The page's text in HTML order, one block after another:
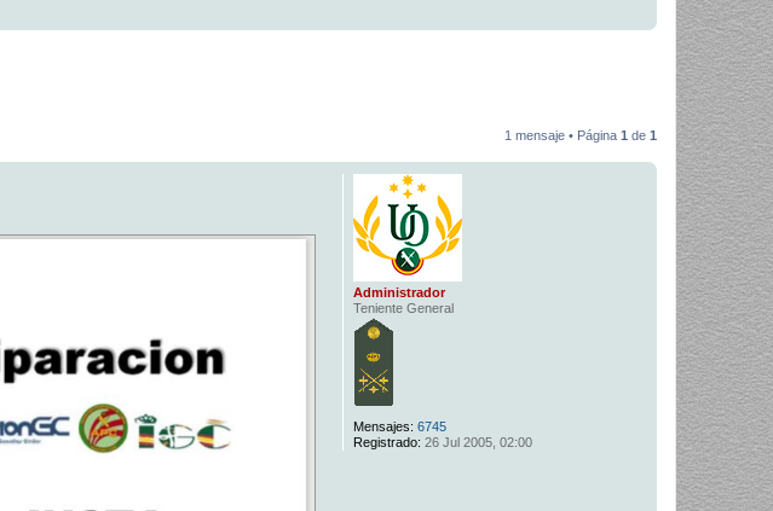
1 mensaje • Página 1 de 1
Administrador
Teniente General
Mensajes: 6745
Registrado: 26 Jul 2005, 02:00